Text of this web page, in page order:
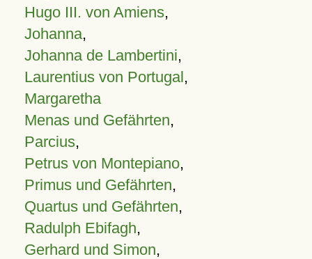
Hugo III. von Amiens,
Johanna,
Johanna de Lambertini,
Laurentius von Portugal,
Margaretha
Menas und Gefährten,
Parcius,
Petrus von Montepiano,
Primus und Gefährten,
Quartus und Gefährten,
Radulph Ebifagh,
Gerhard und Simon,